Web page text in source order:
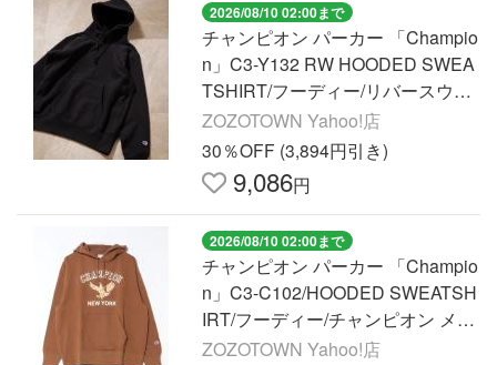
2026/08/10 02:00まで
チャンピオン パーカー 「Champio
n」C3-Y132 RW HOODED SWEA
TSHIRT/フーディー/リバースウィ
ーブ/チャンピオン メンズ レディ
ース
ZOZOTOWN Yahoo!店
30％OFF (3,894円引き)
9,086円
2026/08/10 02:00まで
チャンピオン パーカー 「Champio
n」C3-C102/HOODED SWEATSH
IRT/フーディー/チャンピオン メン
ズ レディース
ZOZOTOWN Yahoo!店